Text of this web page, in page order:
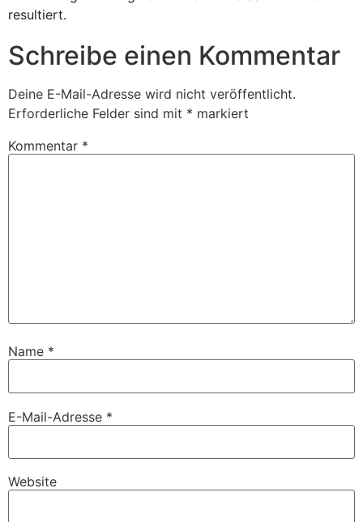
resultiert.
Schreibe einen Kommentar
Deine E-Mail-Adresse wird nicht veröffentlicht.
Erforderliche Felder sind mit * markiert
Kommentar *
Name *
E-Mail-Adresse *
Website